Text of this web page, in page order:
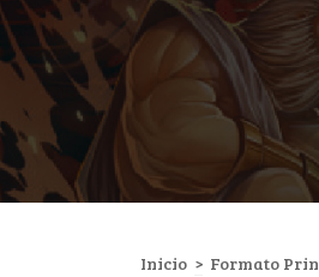
Inicio > Formato